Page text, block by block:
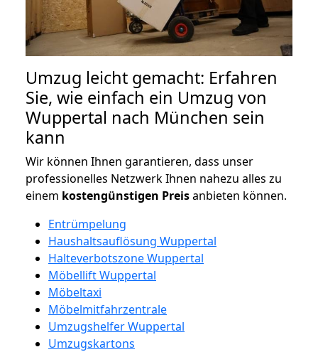
Umzug leicht gemacht: Erfahren
Sie, wie einfach ein Umzug von
Wuppertal nach München sein
kann
Wir können Ihnen garantieren, dass unser
professionelles Netzwerk Ihnen nahezu alles zu
einem kostengünstigen Preisanbieten können.
Entrümpelung
Haushaltsauflösung Wuppertal
Halteverbotszone Wuppertal
Möbellift Wuppertal
Möbeltaxi
Möbelmitfahrzentrale
Umzugshelfer Wuppertal
Umzugskartons